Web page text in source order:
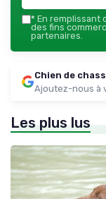
* En remplissant
des fins
partenaires.
Chien de
Ajoutez-nous à
Les plus lus